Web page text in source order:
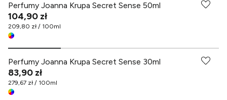
Perfumy Joanna Krupa Secret Sense 50ml
104,90 zł
209,80 zł / 100ml
Perfumy Joanna Krupa Secret Sense 30ml
83,90 zł
279,67 zł / 100ml